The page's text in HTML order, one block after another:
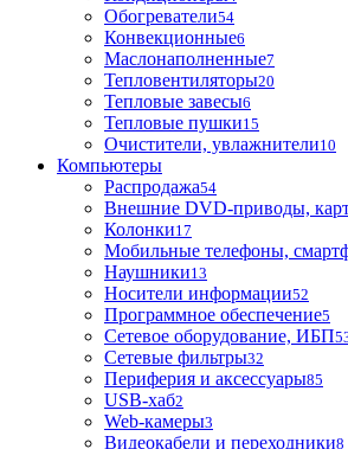
Обогреватели54
Конвекционные6
Маслонаполненные7
Тепловентиляторы20
Тепловые завесы6
Тепловые пушки15
Очистители, увлажнители10
Компьютеры
Распродажа54
Внешние DVD-приводы,
Колонки17
Мобильные телефоны,
Наушники13
Носители информации52
Программное обеспечение5
Сетевое оборудование, ИБП
Сетевые фильтры32
Периферия и аксессуары85
USB-хаб2
Web-камеры3
Видеокабели и переходники8